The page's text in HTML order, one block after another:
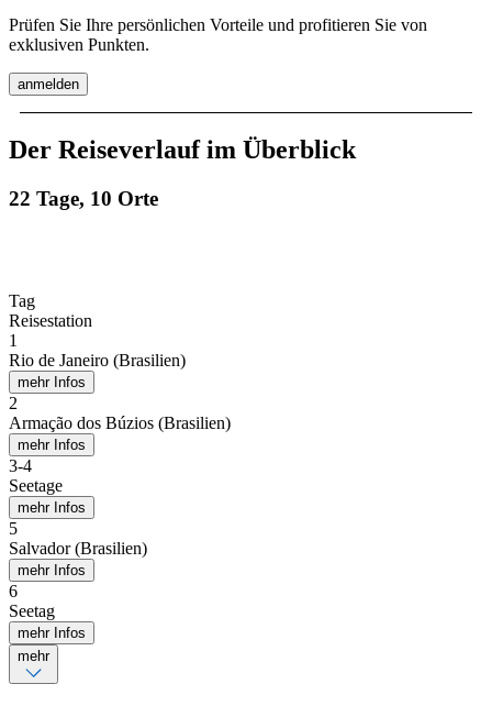
Prüfen Sie Ihre persönlichen Vorteile und profitieren Sie von
exklusiven Punkten.
anmelden
Der Reiseverlauf im Überblick
22 Tage, 10 Orte
Tag
Reisestation
1
Rio de Janeiro (Brasilien)
mehr Infos
2
Armação dos Búzios (Brasilien)
mehr Infos
3-4
Seetage
mehr Infos
5
Salvador (Brasilien)
mehr Infos
6
Seetag
mehr Infos
mehr